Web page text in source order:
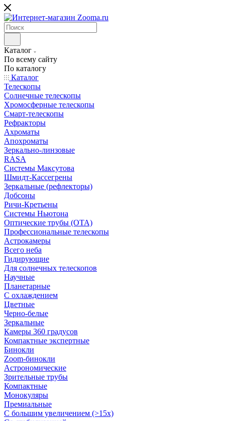
Каталог
По всему сайту
По каталогу
Каталог
Телескопы
Солнечные телескопы
Хромосферные телескопы
Смарт-телескопы
Рефракторы
Ахроматы
Апохроматы
Зеркально-линзовые
RASA
Системы Максутова
Шмидт-Кассегрены
Зеркальные (рефлекторы)
Добсоны
Ричи-Кретьены
Системы Ньютона
Оптические трубы (OTA)
Профессиональные телескопы
Астрокамеры
Всего неба
Гидирующие
Для солнечных телескопов
Научные
Планетарные
С охлаждением
Цветные
Черно-белые
Зеркальные
Камеры 360 градусов
Компактные экспертные
Бинокли
Zoom-бинокли
Астрономические
Зрительные трубы
Компактные
Монокуляры
Премиальные
С большим увеличением (>15x)